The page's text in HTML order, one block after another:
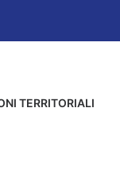
TERRITORIALI